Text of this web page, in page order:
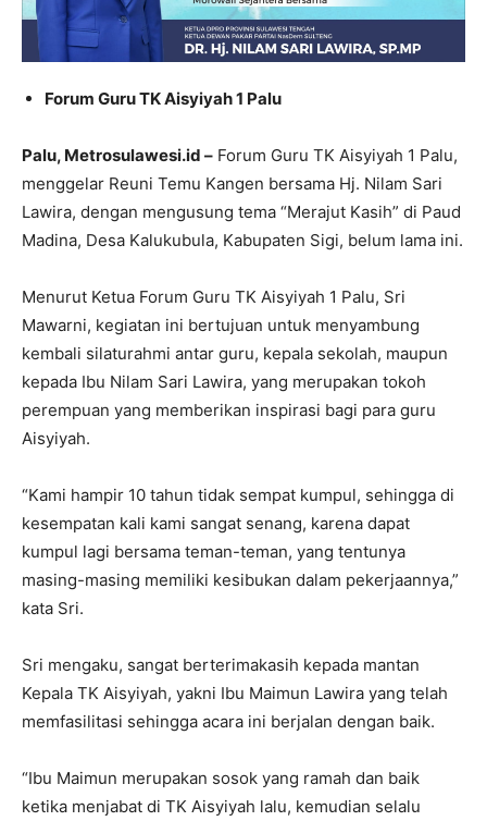
Forum Guru TK Aisyiyah 1 Palu
Palu, Metrosulawesi.id – Forum Guru TK Aisyiyah 1 Palu,
menggelar Reuni Temu Kangen bersama Hj. Nilam Sari
Lawira, dengan mengusung tema “Merajut Kasih” di Paud
Madina, Desa Kalukubula, Kabupaten Sigi, belum lama ini.
Menurut Ketua Forum Guru TK Aisyiyah 1 Palu, Sri
Mawarni, kegiatan ini bertujuan untuk menyambung
kembali silaturahmi antar guru, kepala sekolah, maupun
kepada Ibu Nilam Sari Lawira, yang merupakan tokoh
perempuan yang memberikan inspirasi bagi para guru
Aisyiyah.
“Kami hampir 10 tahun tidak sempat kumpul, sehingga di
kesempatan kali kami sangat senang, karena dapat
kumpul lagi bersama teman-teman, yang tentunya
masing-masing memiliki kesibukan dalam pekerjaannya,”
kata Sri.
Sri mengaku, sangat berterimakasih kepada mantan
Kepala TK Aisyiyah, yakni Ibu Maimun Lawira yang telah
memfasilitasi sehingga acara ini berjalan dengan baik.
“Ibu Maimun merupakan sosok yang ramah dan baik
ketika menjabat di TK Aisyiyah lalu, kemudian selalu